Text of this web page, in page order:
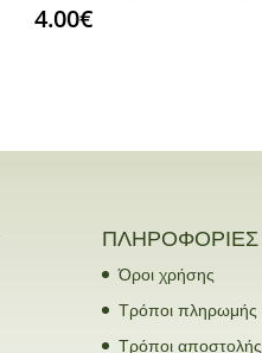
4.00€
ΠΛΗΡΟΦΟΡΙΕΣ
Όροι χρήσης
Τρόποι πληρωμής
Τρόποι αποστολής